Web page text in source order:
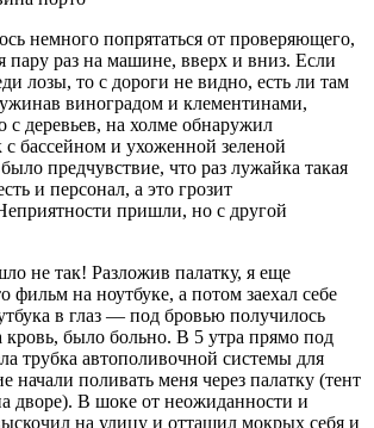
немного попрятаться от проверяющего,
пару раз на машине, вверх и вниз. Если
лозы, то с дороги не видно, есть ли там
виноградом и клементинами,
деревьев, на холме обнаружил
бассейном и ухоженной зеленой
предчувствие, что раз лужайка такая
и персонал, а это грозит
пришли, но с другой
не так! Разложив палатку, я еще
фильм на ноутбуке, а потом заехал себе
в глаз — под бровью получилось
кровь, было больно. В 5 утра прямо под
трубка автополивочной системы для
начали поливать меня через палатку (тент
дворе). В шоке от неожиданности и
на улицу и оттащил мокрых себя и